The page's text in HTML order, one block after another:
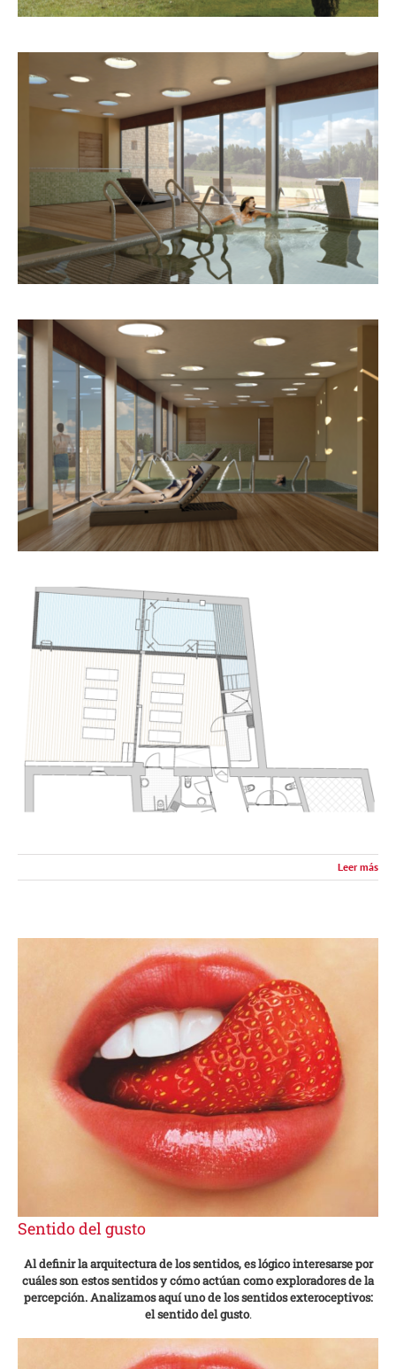
Leer más
Sentido del gusto
Al definir la arquitectura de los sentidos, es lógico interesarse por
cuáles son estos sentidos y cómo actúan como exploradores de la
percepción. Analizamos aquí uno de los sentidos exteroceptivos:
el sentido del gusto.